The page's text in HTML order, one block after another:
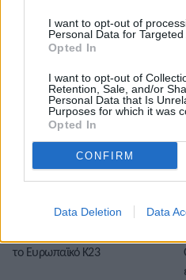
I want to opt-out of
Personal Data for Targeted
Opted In
I want to opt-out of
Retention, Sale, and/or
Personal Data that Is
Purposes for which it was
Opted In
CONFIRM
Data Deletion Data
Το άρθρο δεν έχει ακόμα
Βαθμολογήστε αυτό το άρθρο:
★★★★
Ο Ανδρέας Αντωνακόπουλος
το Ευρωπαϊκό Κ23